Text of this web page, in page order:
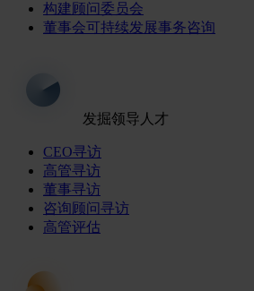
构建顾问委员会
董事会可持续发展事务咨询
发掘领导人才
CEO寻访
高管寻访
董事寻访
咨询顾问寻访
高管评估